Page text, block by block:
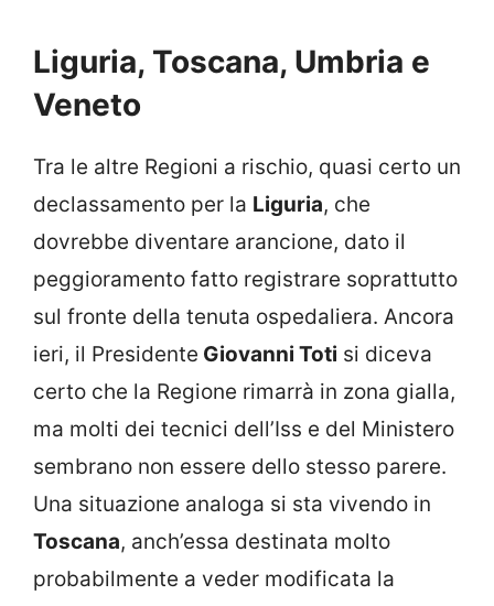
Liguria, Toscana, Umbria e
Veneto
Tra le altre Regioni a rischio, quasi certo un
declassamento per la Liguria, che
dovrebbe diventare arancione, dato il
peggioramento fatto registrare soprattutto
sul fronte della tenuta ospedaliera. Ancora
ieri, il Presidente Giovanni Toti si diceva
certo che la Regione rimarrà in zona gialla,
ma molti dei tecnici dell’Iss e del Ministero
sembrano non essere dello stesso parere.
Una situazione analoga si sta vivendo in
Toscana, anch’essa destinata molto
probabilmente a veder modificata la